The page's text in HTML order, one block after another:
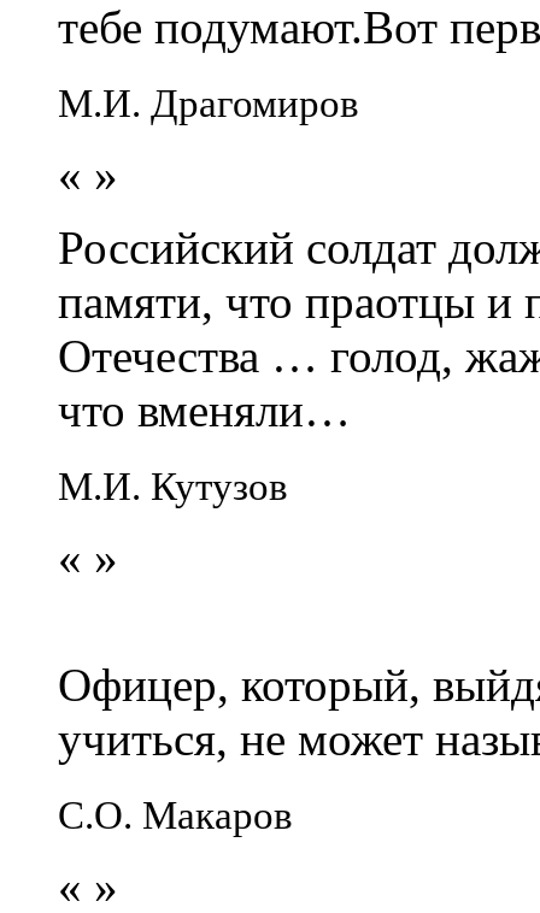
тебе подумают.Вот
М.И. Драгомиров
« »
Российский солдат
памяти, что праотцы и
Отечества … голод,
что вменяли…
М.И. Кутузов
« »
Офицер, который,
учиться, не может
С.О. Макаров
« »